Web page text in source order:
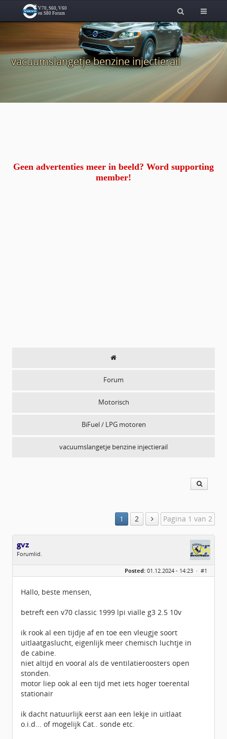
vacuumslangetje benzine injectierail
Geen advertenties meer in beeld? Word supporting
member!
Forum
Motorisch
BiFuel / LPG motoren
vacuumslangetje benzine injectierail
1 2 Pagina 1 van 2
gvz
Forumlid.
Geslacht:
Leeftijd:
73
Geregistreerd:11 / 2015
Posted: 01.12.2024 - 14:23 · #1
Hallo, beste mensen,
betreft een v70 classic 1999 lpi vialle g3 2.5 10v
ik rook al een tijdje af en toe een vleugje soort
uitlaatgaslucht, eigenlijk meer chemisch luchtje in
de cabine.
niet altijd en vooral als de ventilatieroosters open
stonden.
motor liep ook al een tijd met iets hoger toerental
stationair
ik dacht natuurlijk eerst aan een lekje in uitlaat
o.i.d... of mogelijk Cat.. sonde etc.